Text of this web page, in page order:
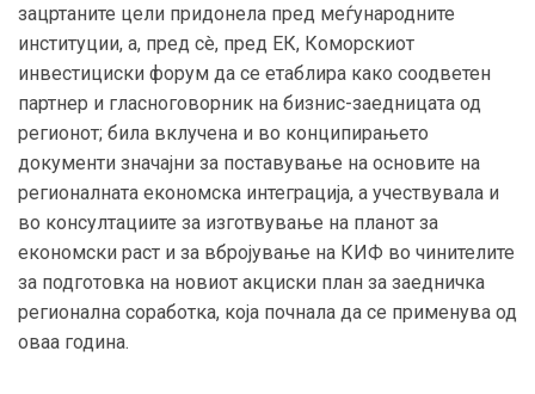
зацртаните цели придонела пред меѓународните
институции, а, пред сè, пред ЕК, Коморскиот
инвестициски форум да се етаблира како соодветен
партнер и гласноговорник на бизнис-заедницата од
регионот; била вклучена и во конципирањето
документи значајни за поставување на основите на
регионалната економска интеграција, а учествувала и
во консултациите за изготвување на планот за
економски раст и за вбројување на КИФ во чинителите
за подготовка на новиот акциски план за заедничка
регионална соработка, која почнала да се применува од
оваа година.